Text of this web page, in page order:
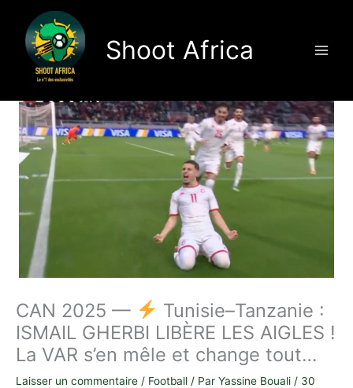
contenu
Shoot Africa
CAN 2025 —
Tunisie–Tanzanie :
ISMAIL GHERBI LIBÈRE LES AIGLES !
La VAR s’en mêle et change tout…
Laisser un commentaire / Football / Par Yassine Bouali / 30